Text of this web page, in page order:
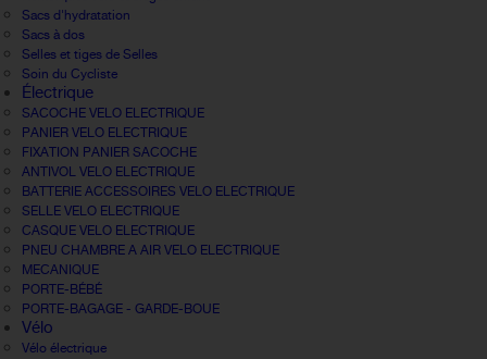
Sacs d'hydratation
Sacs à dos
Selles et tiges de Selles
Soin du Cycliste
Électrique
SACOCHE VELO ELECTRIQUE
PANIER VELO ELECTRIQUE
FIXATION PANIER SACOCHE
ANTIVOL VELO ELECTRIQUE
BATTERIE ACCESSOIRES VELO ELECTRIQUE
SELLE VELO ELECTRIQUE
CASQUE VELO ELECTRIQUE
PNEU CHAMBRE A AIR VELO ELECTRIQUE
MECANIQUE
PORTE-BÉBÉ
PORTE-BAGAGE - GARDE-BOUE
Vélo
Vélo électrique